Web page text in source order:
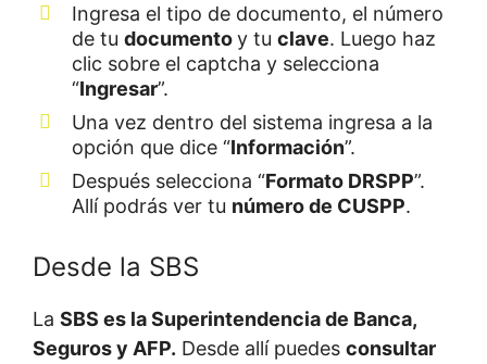
Ingresa el tipo de documento, el número
de tu documentoy tu clave. Luego haz
clic sobre el captcha y selecciona
“Ingresar”.
Una vez dentro del sistema ingresa a la
opción que dice “Información”.
Después selecciona “Formato DRSPP”.
Allí podrás ver tu número de CUSPP.
Desde la SBS
La SBS es la Superintendencia de Banca,
Seguros y AFP. Desde allí puedes consultar